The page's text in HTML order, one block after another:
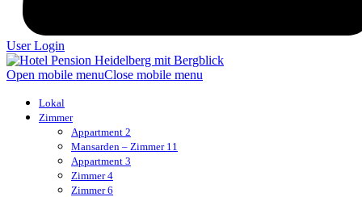
User Login
Open mobile menuClose mobile menu
Lokal
Zimmer
Appartment 2
Mansarden – Zimmer 11
Appartment 3
Zimmer 4
Zimmer 6